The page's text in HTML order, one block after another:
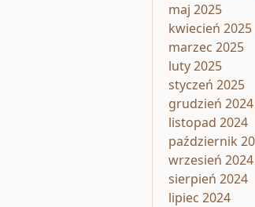
maj 2025
kwiecień 2025
marzec 2025
luty 2025
styczeń 2025
grudzień 2024
listopad 2024
październik
wrzesień 2024
sierpień 2024
lipiec 2024